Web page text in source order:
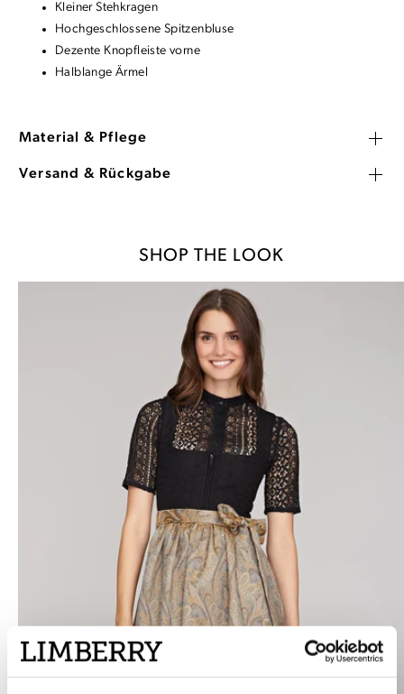
Kleiner Stehkragen
Hochgeschlossene Spitzenbluse
Dezente Knopfleiste vorne
Halblange Ärmel
Material & Pflege
Versand & Rückgabe
SHOP THE LOOK